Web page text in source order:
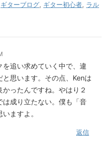
ギターブログ, ギター初心者, ラル
を追い求めていく中で、違
思います。その点、Kenは
ったんですね。やはり２
は成り立たない。僕も「音
ますよ。
返信